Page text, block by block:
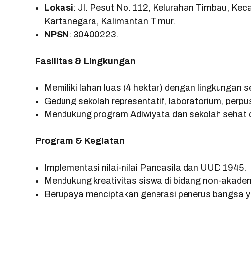
Lokasi: Jl. Pesut No. 112, Kelurahan Timbau,
Kartanegara, Kalimantan Timur.
NPSN : 30400223.
Fasilitas & Lingkungan
Memiliki lahan luas (4 hektar) dengan lingkungan
Gedung sekolah representatif, laboratorium,
Mendukung program Adiwiyata dan sekolah
Program & Kegiatan
Implementasi nilai-nilai Pancasila dan UUD 1945.
Mendukung kreativitas siswa di bidang non-
Berupaya menciptakan generasi penerus bangsa